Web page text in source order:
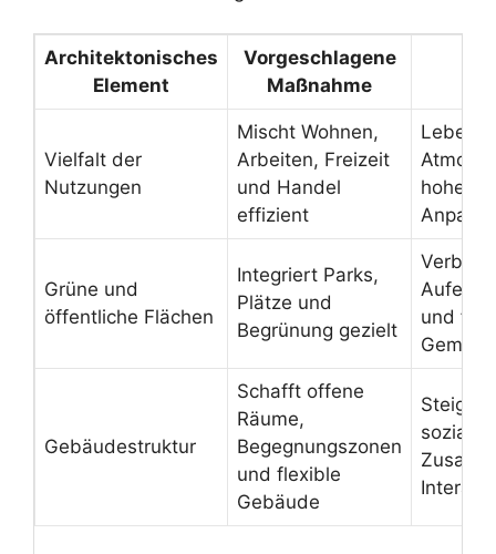
Architektonisches
Element
Vorgeschlagene
Maßnahme
Vielfalt der
Nutzungen
Mischt Wohnen,
Arbeiten, Freizeit
und Handel
effizient
hohe
Grüne und
öffentliche Flächen
Integriert Parks,
Plätze und
Begrünung gezielt
und
Gebäudestruktur
Schafft offene
Räume,
Begegnungszonen
und flexible
Gebäude
sozialen